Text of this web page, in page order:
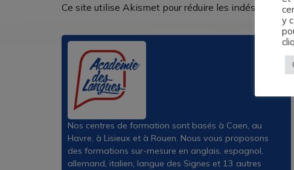
Ce site utilise Akismet pour réduire les indésirables.
Nos centres de formation sont basés à Caen, au
Havre, à Lisieux et à Rouen. Nous vous proposons
des formations sur-mesure en anglais, espagnol,
allemand, italien, langue des Signes et 13 autres
y